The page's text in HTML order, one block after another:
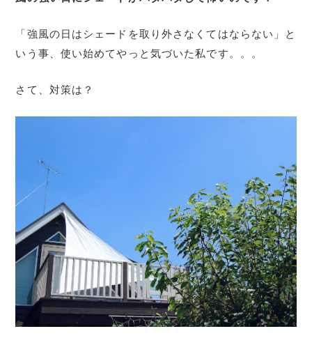
「強風の日はシェードを取り外さなくてはならない」と
いう事、使い始めてやっと気づいた私です。。。
さて、対策は？